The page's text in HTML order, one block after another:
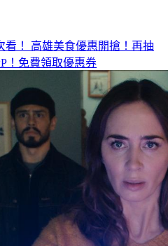
看！ 高雄美食優惠開搶！再抽
！免費領取優惠券